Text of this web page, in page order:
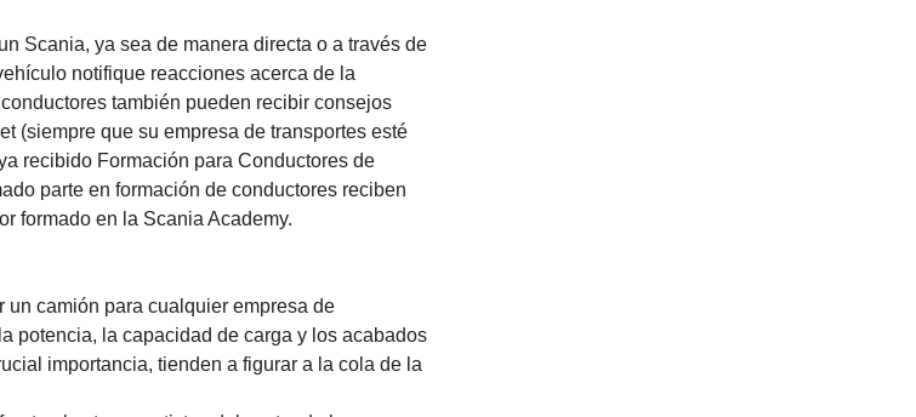
Scania, ya sea de manera directa o a través de
notifique reacciones acerca de la
también pueden recibir consejos
(siempre que su empresa de transportes esté
recibido Formación para Conductores de
parte en formación de conductores reciben
formado en la Scania Academy.
camión para cualquier empresa de
potencia, la capacidad de carga y los acabados
importancia, tienden a figurar a la cola de la